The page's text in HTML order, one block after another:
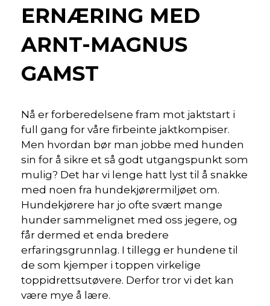
ERNÆRING MED
ARNT-MAGNUS
GAMST
Nå er forberedelsene fram mot jaktstart i
full gang for våre firbeinte jaktkompiser.
Men hvordan bør man jobbe med hunden
sin for å sikre et så godt utgangspunkt som
mulig? Det har vi lenge hatt lyst til å snakke
med noen fra hundekjørermiljøet om.
Hundekjørere har jo ofte svært mange
hunder sammelignet med oss jegere, og
får dermed et enda bredere
erfaringsgrunnlag. I tillegg er hundene til
de som kjemper i toppen virkelige
toppidrettsutøvere. Derfor tror vi det kan
være mye å lære.